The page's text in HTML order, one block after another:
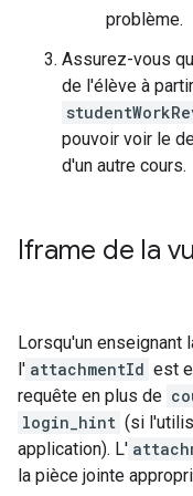
problème.
Assurez-vous
de l'élève à
pouvoir voir le
d'un autre cours.
Iframe de la
Lorsqu'un enseignant
l' attachmentId est
requête en plus de
login_hint (si
application). L'
la pièce jointe